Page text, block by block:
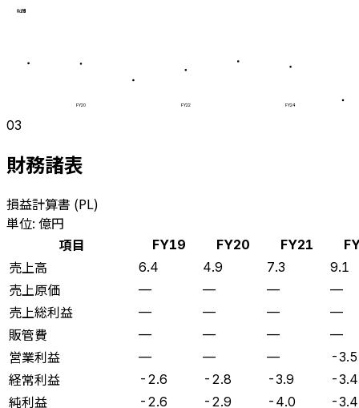
0
0.25
0.5
0.751
FY20 FY22 FY24
03
財務諸表
損益計算書 (PL)
単位: 億円
項目
FY19 FY20 FY21
売上高 6.4 4.9 7.3 9.1
売上原価 — — — —
売上総利益 — — — —
販管費 — — — —
営業利益 — — — -3.5
経常利益 -2.6 -2.8 -3.9 -3.4
純利益 -2.6 -2.9 -4.0 -3.4